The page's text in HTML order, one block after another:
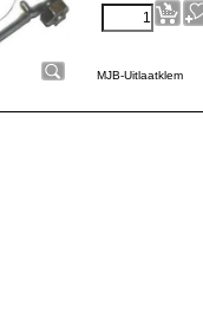
MJB-Uitlaatklem